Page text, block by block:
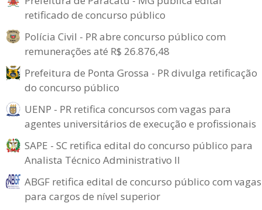
retificado de concurso público
Polícia Civil - PR abre concurso público com
remunerações até R$ 26.876,48
Prefeitura de Ponta Grossa - PR divulga retificação
do concurso público
UENP - PR retifica concursos com vagas para
agentes universitários de execução e profissionais
SAPE - SC retifica edital do concurso público para
Analista Técnico Administrativo II
ABGF retifica edital de concurso público com vagas
para cargos de nível superior